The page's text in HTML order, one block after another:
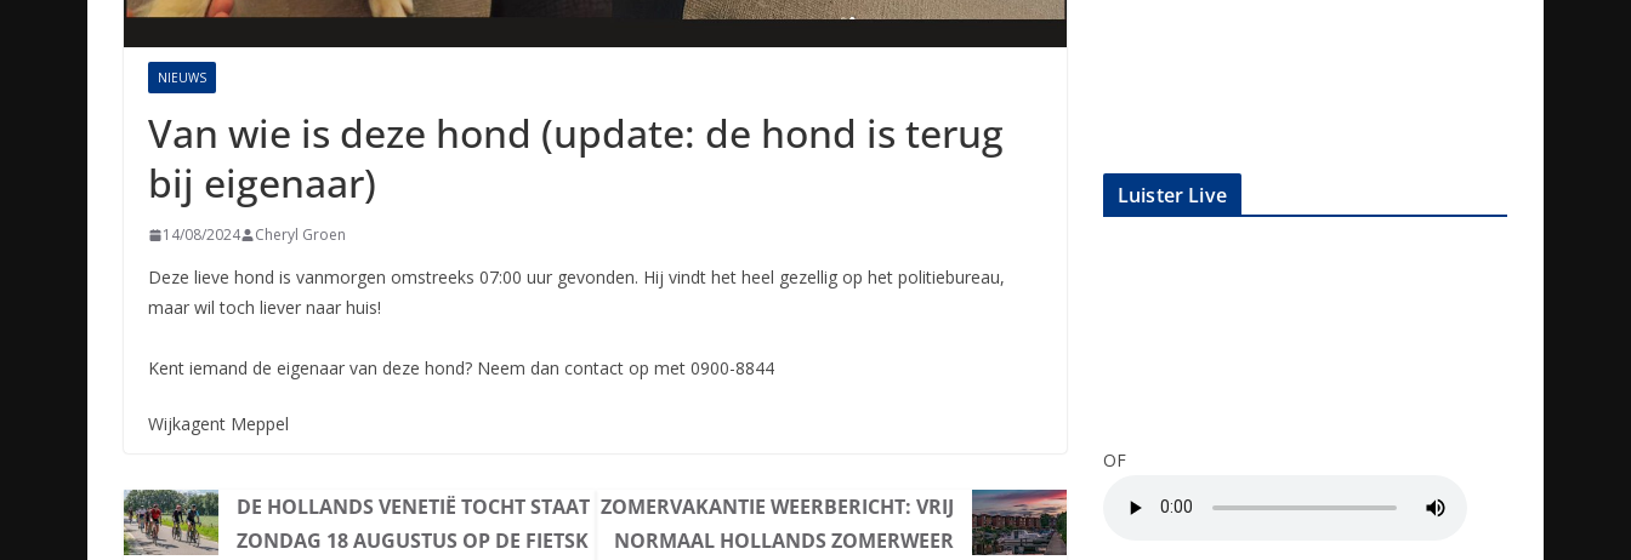
NIEUWS
Van wie is deze hond (update: de hond is terug
bij eigenaar)
14/08/2024 Cheryl Groen
Deze lieve hond is vanmorgen omstreeks 07:00 uur gevonden. Hij vindt het heel gezellig op het politiebureau,
maar wil toch liever naar huis!
Kent iemand de eigenaar van deze hond? Neem dan contact op met 0900-8844
Wijkagent Meppel
DE HOLLANDS VENETIË TOCHT STAAT
ZONDAG 18 AUGUSTUS OP DE FIETSK
ZOMERVAKANTIE WEERBERICHT: VRIJ
NORMAAL HOLLANDS ZOMERWEER
Luister Live
OF